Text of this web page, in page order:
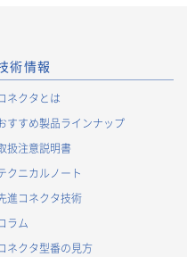
術情報
ネクタとは
すすめ製品ラインナップ
扱注意説明書
クニカルノート
進コネクタ技術
ラム
ネクタ型番の見方